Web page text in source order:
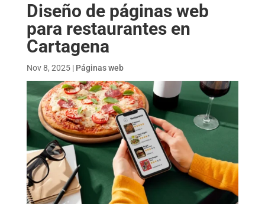
Diseño de páginas web
para restaurantes en
Cartagena
Nov 8, 2025| Páginas web